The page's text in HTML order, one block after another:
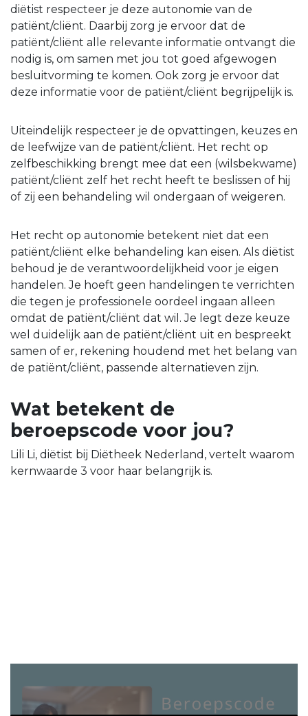
diëtist respecteer je deze autonomie van de
patiënt/cliënt. Daarbij zorg je ervoor dat de
patiënt/cliënt alle relevante informatie ontvangt die
nodig is, om samen met jou tot goed afgewogen
besluitvorming te komen. Ook zorg je ervoor dat
deze informatie voor de patiënt/cliënt begrijpelijk is.
Uiteindelijk respecteer je de opvattingen, keuzes en
de leefwijze van de patiënt/cliënt. Het recht op
zelfbeschikking brengt mee dat een (wilsbekwame)
patiënt/cliënt zelf het recht heeft te beslissen of hij
of zij een behandeling wil ondergaan of weigeren.
Het recht op autonomie betekent niet dat een
patiënt/cliënt elke behandeling kan eisen. Als diëtist
behoud je de verantwoordelijkheid voor je eigen
handelen. Je hoeft geen handelingen te verrichten
die tegen je professionele oordeel ingaan alleen
omdat de patiënt/cliënt dat wil. Je legt deze keuze
wel duidelijk aan de patiënt/cliënt uit en bespreekt
samen of er, rekening houdend met het belang van
de patiënt/cliënt, passende alternatieven zijn.
Wat betekent de
beroepscode voor jou?
Lili Li, diëtist bij Diëtheek Nederland, vertelt waarom
kernwaarde 3 voor haar belangrijk is.